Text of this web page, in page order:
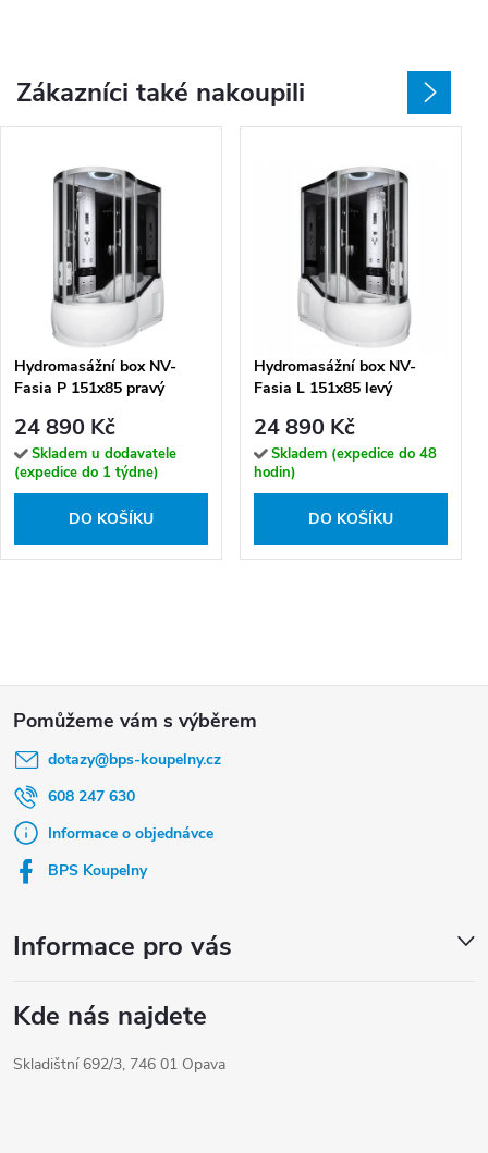
Zákazníci také nakoupili
Hydromasážní box NV-
Fasia P 151x85 pravý
24 890 Kč
Skladem u dodavatele
(expedice do 1 týdne)
DO KOŠÍKU
Hydromasážní box NV-
Fasia L 151x85 levý
24 890 Kč
Skladem (expedice do 48
hodin)
DO KOŠÍKU
dotazy@bps-koupelny.cz
608 247 630
Informace o objednávce
BPS Koupelny
Informace pro vás
Kde nás najdete
Skladištní 692/3, 746 01 Opava